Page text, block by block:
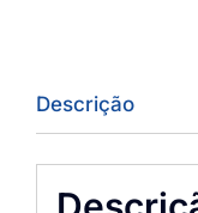
Descrição